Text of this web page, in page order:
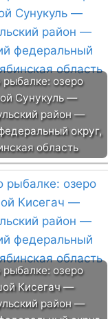
рыбалке: озеро
Сунукуль —
район —
округ,
область
рыбалке: озеро
Кисегач —
район —